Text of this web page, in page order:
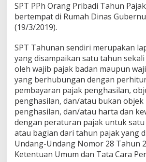
a
k
s
y
a
r
a
k
t
P
r
o
v
i
n
SPT PPh Orang Pribadi Tahun
bertempat di Rumah Dinas
(19/3/2019).
SPT Tahunan sendiri merupakan
yang disampaikan satu tahun
oleh wajib pajak badan maupun
yang berhubungan dengan
pembayaran pajak penghasilan,
penghasilan, dan/atau bukan objek
penghasilan, dan/atau harta dan
dengan peraturan pajak untuk
atau bagian dari tahun pajak yang
Undang-Undang Nomor 28 Tahun
Ketentuan Umum dan Tata Cara